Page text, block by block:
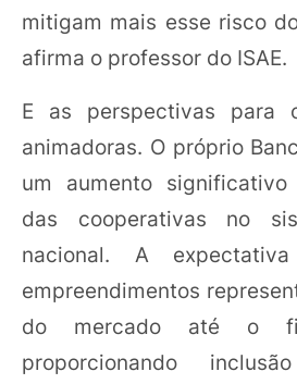
mitigam mais esse risco
afirma o professor do ISAE.
E as perspectivas para
animadoras. O próprio
um aumento
das cooperativas no
nacional. A
empreendimentos
do mercado até o
proporcionando